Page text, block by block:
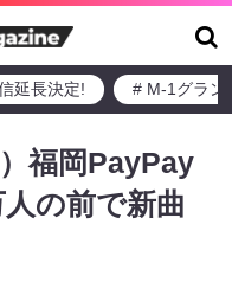
延長決定! # M-1グラン
福岡PayPay
の前で新曲